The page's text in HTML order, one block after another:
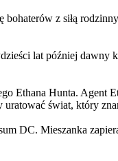
z siłą
lat później dawny
Ethana Hunta. Agent
uratować świat, który
DC. Mieszanka